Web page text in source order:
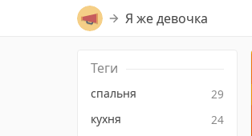
Я же девочка
Теги
спальня
29
кухня
24